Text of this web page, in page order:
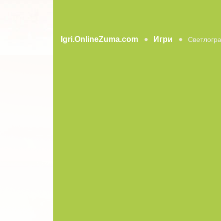
Igri.OnlineZuma.com Игри